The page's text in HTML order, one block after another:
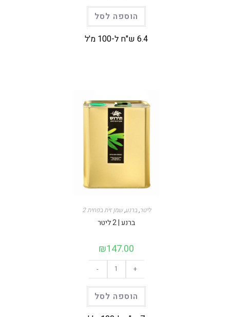
הוספה לסל
6.4 ש"ח ל-100 מ'ל
2 ליטר,ברנע,שמן זית בפחית
ברנע | 2 ליטר
₪147.00
- +
הוספה לסל